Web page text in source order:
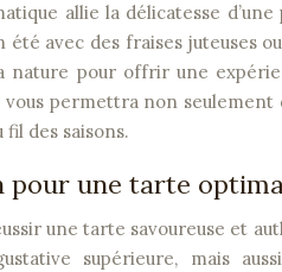
allie la délicatesse
avec des fraises juteuses
nature pour offrir une
permettra non seulement
des saisons.
pour une tarte
une tarte savoureuse et
supérieure, mais